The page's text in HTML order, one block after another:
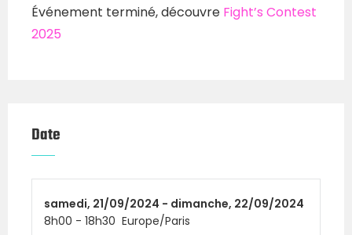
Événement terminé, découvre Fight’s Contest
2025
Date
samedi, 21/09/2024 - dimanche, 22/09/2024
8h00 - 18h30 Europe/Paris